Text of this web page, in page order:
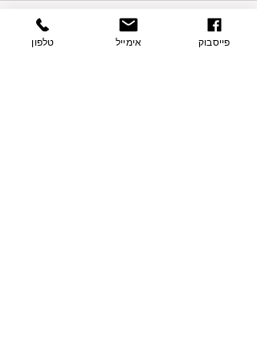
כתיבת תגובה... טלפון אימייל פייסבוק